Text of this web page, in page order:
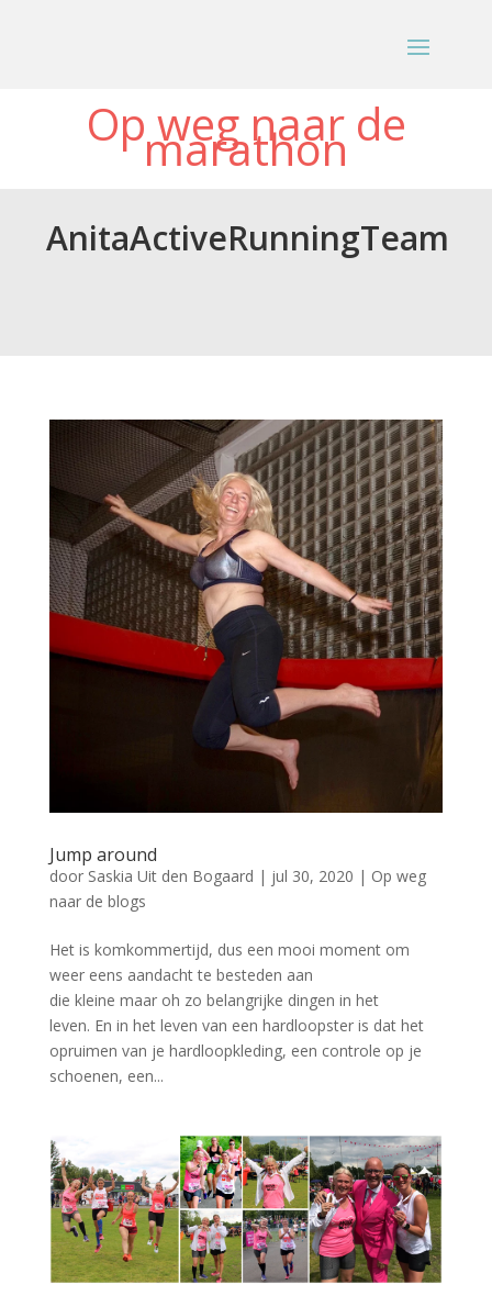
Op weg naar de
marathon
AnitaActiveRunningTeam
Jump around
door Saskia Uit den Bogaard | jul 30, 2020 | Op weg
naar de blogs
Het is komkommertijd, dus een mooi moment om
weer eens aandacht te besteden aan
die kleine maar oh zo belangrijke dingen in het
leven. En in het leven van een hardloopster is dat het
opruimen van je hardloopkleding, een controle op je
schoenen, een...